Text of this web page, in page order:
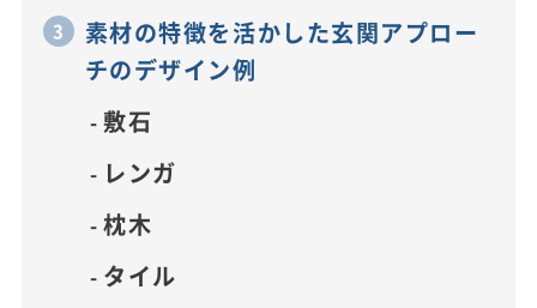
素材の特徴を活かした玄関アプロー
チのデザイン例
敷石
レンガ
枕木
タイル